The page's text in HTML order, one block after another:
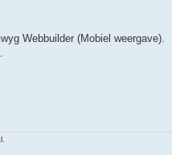
Webbuilder (Mobiel weergave).